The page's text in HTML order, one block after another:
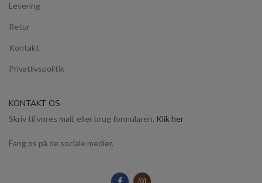
Levering
Retur
Kontakt
Privatlivspolitik
KONTAKT OS
Skriv til vores mail, eller brug formularen. Klik her
Fang os på de sociale medier.